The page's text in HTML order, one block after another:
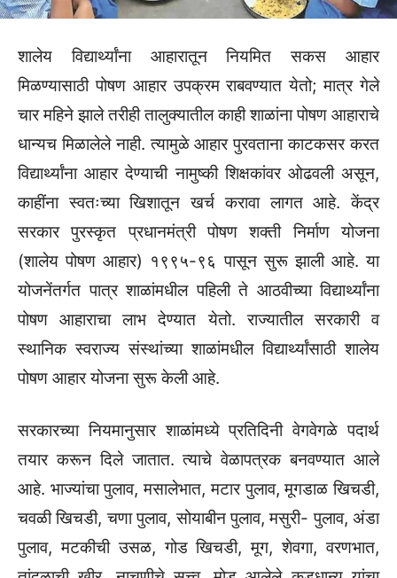
शालेय विद्यार्थ्यांना आहारातून नियमित सकस आहार
मिळण्यासाठी पोषण आहार उपक्रम राबवण्यात येतो; मात्र गेले
चार महिने झाले तरीही तालुक्यातील काही शाळांना पोषण आहाराचे
धान्यच मिळालेले नाही. त्यामुळे आहार पुरवताना काटकसर करत
विद्यार्थ्यांना आहार देण्याची नामुष्की शिक्षकांवर ओढवली असून,
काहींना स्वतःच्या खिशातून खर्च करावा लागत आहे. केंद्र
सरकार पुरस्कृत प्रधानमंत्री पोषण शक्ती निर्माण योजना
(शालेय पोषण आहार) १९९५-९६ पासून सुरू झाली आहे. या
योजनेंतर्गत पात्र शाळांमधील पहिली ते आठवीच्या विद्यार्थ्यांना
पोषण आहाराचा लाभ देण्यात येतो. राज्यातील सरकारी व
स्थानिक स्वराज्य संस्थांच्या शाळांमधील विद्यार्थ्यांसाठी शालेय
पोषण आहार योजना सुरू केली आहे.
सरकारच्या नियमानुसार शाळांमध्ये प्रतिदिनी वेगवेगळे पदार्थ
तयार करून दिले जातात. त्याचे वेळापत्रक बनवण्यात आले
आहे. भाज्यांचा पुलाव, मसालेभात, मटार पुलाव, मूगडाळ खिचडी,
चवळी खिचडी, चणा पुलाव, सोयाबीन पुलाव, मसुरी- पुलाव, अंडा
पुलाव, मटकीची उसळ, गोड खिचडी, मूग, शेवगा, वरणभात,